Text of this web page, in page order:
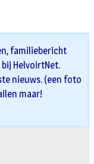
familiebericht
HelvoirtNet.
nieuws. (een foto
maar!